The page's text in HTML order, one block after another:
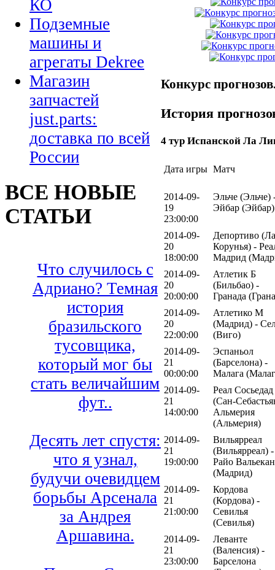
КО
Подземные
машины и
агрегаты Dekree
Магазин
запчастей
just.parts:
доставка по всей
России
ВСЕ НОВЫЕ
СТАТЬИ
Что случилось с
Адриано? Темная
история
бразильского
тусовщика,
который мог бы
стать величайшим
фут..
Десять лет спустя:
что я узнал,
будучи очевидцем
борьбы Арсенала
за Андрея
Аршавина.
Конкурс
История
4 тур Испанской Ла
Дата игры Матч
2014-09-
19
23:00:00
Эльче (Эльче)
Эйбар (Эйбар)
2014-09-
20
18:00:00
Депортиво
Корунья) -
Мадрид
2014-09-
20
20:00:00
Атлетик Б
(Бильбао) -
Гранада
2014-09-
20
22:00:00
Атлетико М
(Мадрид) -
(Виго)
2014-09-
21
00:00:00
Эспаньол
(Барселона) -
Малага
2014-09-
21
14:00:00
Реал Сосьедад
(Сан-
Альмерия
(Альмерия)
2014-09-
21
19:00:00
Вильярреал
(Вильярреал) -
Райо
(Мадрид)
2014-09-
21
21:00:00
Кордова
(Кордова) -
Севилья
(Севилья)
2014-09-
21
23:00:00
Леванте
(Валенсия) -
Барселона